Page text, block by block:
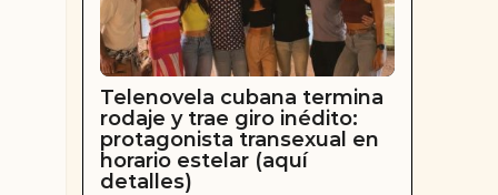
Telenovela cubana termina
rodaje y trae giro inédito:
protagonista transexual en
horario estelar (aquí
detalles)